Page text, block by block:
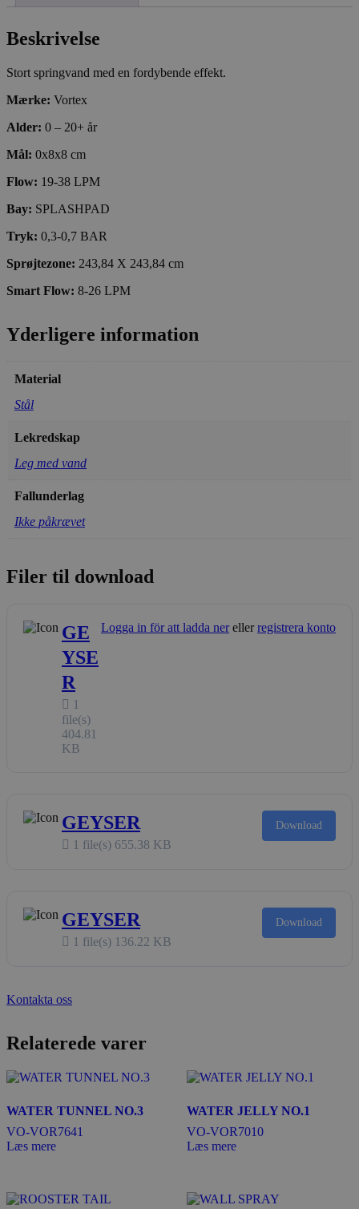
Beskrivelse
Stort springvand med en fordybende effekt.
Mærke: Vortex
Alder: 0 – 20+ år
Mål: 0x8x8 cm
Flow: 19-38 LPM
Bay: SPLASHPAD
Tryk: 0,3-0,7 BAR
Sprøjtezone: 243,84 X 243,84 cm
Smart Flow: 8-26 LPM
Yderligere information
Material
Stål
Lekredskap
Leg med vand
Fallunderlag
Ikke påkrævet
Filer til download
GE
YSE
R
1
file(s)
404.81
KB
Logga in för att ladda nerellerregistrera konto
GEYSER
1 file(s) 655.38 KB
Download
GEYSER
1 file(s) 136.22 KB
Download
Kontakta oss
Relaterede varer
WATER TUNNEL NO.3
VO-VOR7641
Læs mere
WATER JELLY NO.1
VO-VOR7010
Læs mere